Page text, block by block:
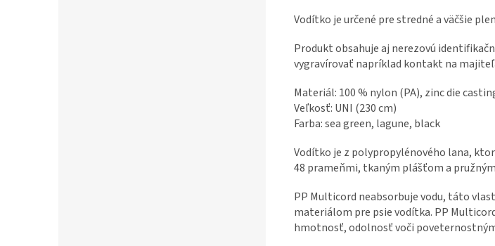
Vodítko je určené pre stredné a väčšie
Produkt obsahuje aj nerezovú
vygravírovať napríklad kontakt na
Materiál: 100 % nylon (PA), zinc die
Veľkosť: UNI (230 cm)
Farba: sea green, lagune, black
Vodítko je z polypropylénového lana,
48 prameňmi, tkaným plášťom a
PP Multicord neabsorbuje vodu, táto
materiálom pre psie vodítka. PP
hmotnosť, odolnosť voči